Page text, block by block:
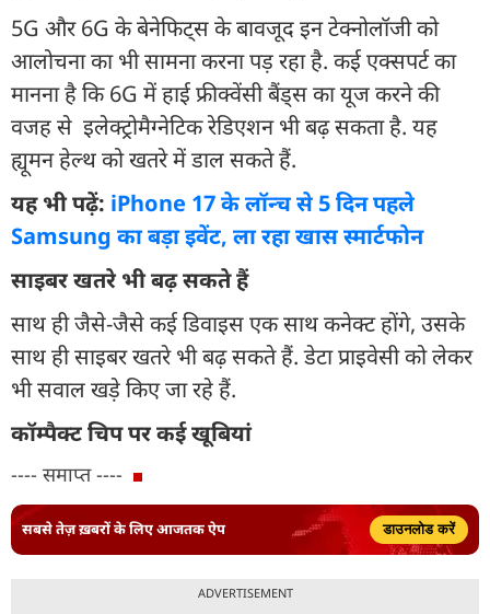
5G और 6G के बेनेफिट्स के बावजूद इन टेक्नोलॉजी को
आलोचना का भी सामना करना पड़ रहा है. कई एक्सपर्ट का
मानना है कि 6G में हाई फ्रीक्वेंसी बैंड्स का यूज करने की
वजह से इलेक्ट्रोमैग्नेटिक रेडिएशन भी बढ़ सकता है. यह
ह्यूमन हेल्थ को खतरे में डाल सकते हैं.
यह भी पढ़ें: iPhone 17 के लॉन्च से 5 दिन पहले
Samsung का बड़ा इवेंट, ला रहा खास स्मार्टफोन
साइबर खतरे भी बढ़ सकते हैं
साथ ही जैसे-जैसे कई डिवाइस एक साथ कनेक्ट होंगे, उसके
साथ ही साइबर खतरे भी बढ़ सकते हैं. डेटा प्राइवेसी को लेकर
भी सवाल खड़े किए जा रहे हैं.
कॉम्पैक्ट चिप पर कई खूबियां
---- समाप्त ----
सबसे तेज़ ख़बरों के लिए आजतक ऐप डाउनलोड करें
ADVERTISEMENT